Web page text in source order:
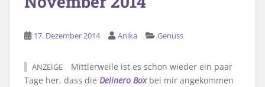
17. Dezember 2014 Anika Genuss
ANZEIGE
Mittlerweile ist es schon wieder ein paar
Tage her, dass die Delinero Boxbei mir angekommen